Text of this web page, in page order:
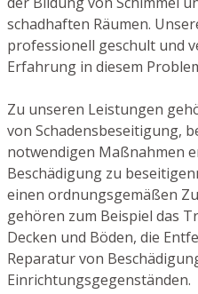
schadhaften Räumen.
professionell geschult und
Erfahrung in diesem
Zu unseren Leistungen
von Schadensbeseitigung,
notwendigen Maßnahmen
Beschädigung zu
einen ordnungsgemäßen
gehören zum Beispiel das
Decken und Böden, die
Reparatur von
Einrichtungsgegenständen.